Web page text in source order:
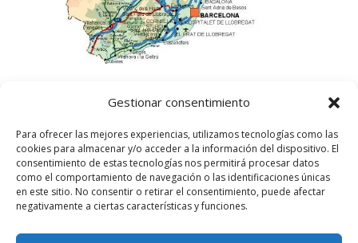
Gestionar consentimiento
Para ofrecer las mejores experiencias, utilizamos tecnologías como las
cookies para almacenar y/o acceder a la información del dispositivo. El
consentimiento de estas tecnologías nos permitirá procesar datos
como el comportamiento de navegación o las identificaciones únicas
en este sitio. No consentir o retirar el consentimiento, puede afectar
negativamente a ciertas características y funciones.